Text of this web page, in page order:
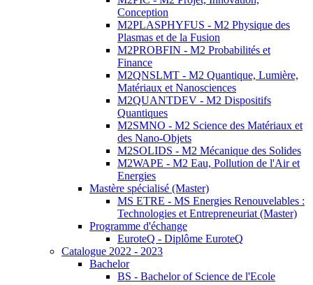
Conception
M2PLASPHYFUS - M2 Physique des
Plasmas et de la Fusion
M2PROBFIN - M2 Probabilités et
Finance
M2QNSLMT - M2 Quantique, Lumière,
Matériaux et Nanosciences
M2QUANTDEV - M2 Dispositifs
Quantiques
M2SMNO - M2 Science des Matériaux et
des Nano-Objets
M2SOLIDS - M2 Mécanique des Solides
M2WAPE - M2 Eau, Pollution de l'Air et
Energies
Mastère spécialisé (Master)
MS ETRE - MS Energies Renouvelables :
Technologies et Entrepreneuriat (Master)
Programme d'échange
EuroteQ - Diplôme EuroteQ
Catalogue 2022 - 2023
Bachelor
BS - Bachelor of Science de l'Ecole